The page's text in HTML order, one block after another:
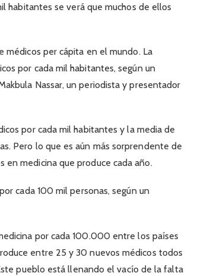
habitantes se verá que muchos de ellos
médicos per cápita en el mundo. La
por cada mil habitantes, según un
Nassar, un periodista y presentador
por cada mil habitantes y la media de
Pero lo que es aún más sorprendente de
en medicina que produce cada año.
cada 100 mil personas, según un
por cada 100.000 entre los países
entre 25 y 30 nuevos médicos todos
pueblo está llenando el vacío de la falta